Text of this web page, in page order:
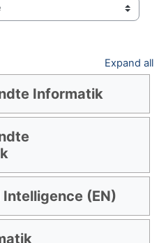
Expand all
Informatik
(EN)